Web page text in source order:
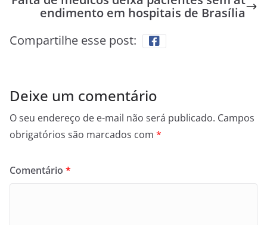
endimento em hospitais de Brasília
Compartilhe esse post:
Deixe um comentário
O seu endereço de e-mail não será publicado. Campos
obrigatórios são marcados com *
Comentário *